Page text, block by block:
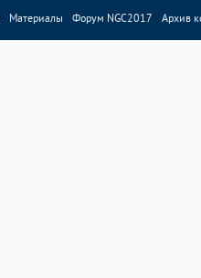
Материалы Форум NGC2017 Архив